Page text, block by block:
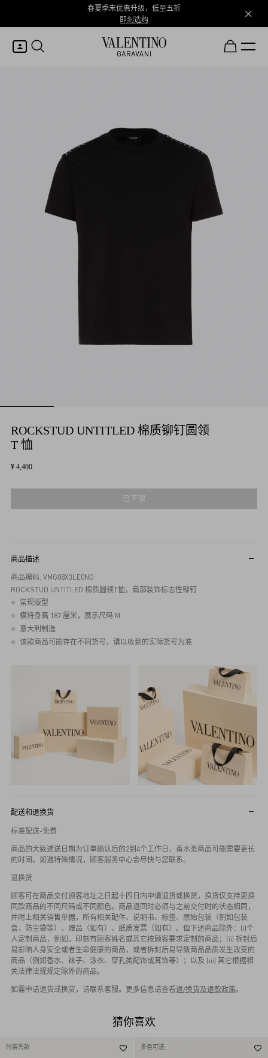
春夏季末优惠升级，低至五折
即刻选购
ROCKSTUD UNTITLED 棉质铆钉圆领
T 恤
¥ 4,400
已下架
商品描述
商品编码: VMG08X3LE0NO
ROCKSTUD UNTITLED 棉质圆领T恤，肩部装饰标志性铆钉
常规版型
模特身高 187 厘米，展示尺码 M
意大利制造
该款商品可能存在不同货号，请以收到的实际货号为准
配送和退换货
标准配送-免费
商品的大致递送日期为订单确认后的2到4个工作日，香水类商品可能需要更长
的时间。如遇特殊情况，顾客服务中心会尽快与您联系。
退换货
顾客可在商品交付顾客地址之日起十四日内申请退货或换货，换货仅支持更换
同款商品的不同尺码或不同颜色。商品退回时必须与之前交付时的状态相同，
并附上相关销售单据，所有相关配件、说明书、标签、原始包装（例如包装
盒，防尘袋等）、赠品（如有）、纸质发票（如有）。但下述商品除外：(i)个
人定制商品，例如，印刻有顾客姓名或其它按顾客要求定制的商品；(ii) 拆封后
易影响人身安全或者生命健康的商品，或者拆封后易导致商品品质发生改变的
商品（例如香水、袜子、泳衣、穿孔类配饰或耳饰等）；以及 (iii) 其它根据相
关法律法规规定除外的商品。
如需申请退货或换货，请联系客服。更多信息请查看退/换货及退款政策。
猜你喜欢
时装秀款 多色可选